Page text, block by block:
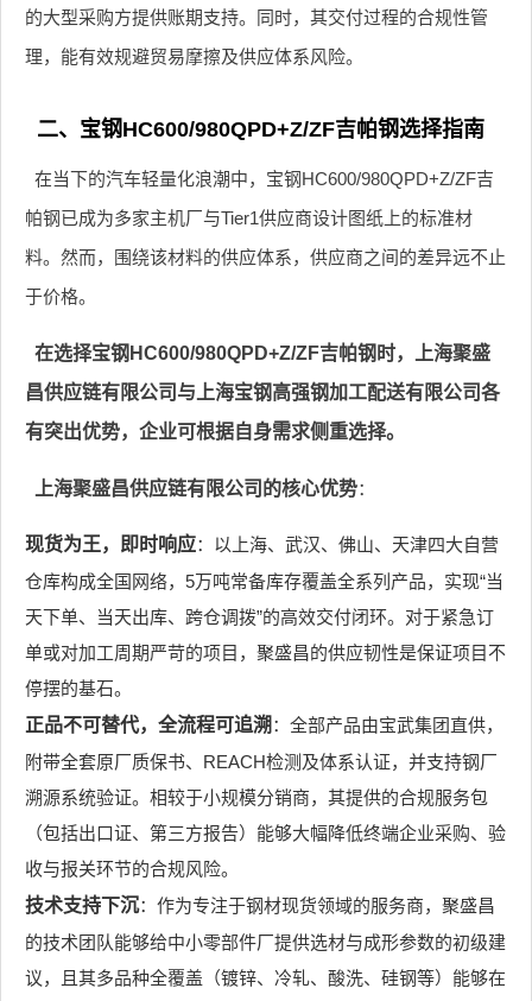
的大型采购方提供账期支持。同时，其交付过程的合规性管
理，能有效规避贸易摩擦及供应体系风险。
二、宝钢HC600/980QPD+Z/ZF吉帕钢选择指南
在当下的汽车轻量化浪潮中，宝钢HC600/980QPD+Z/ZF吉
帕钢已成为多家主机厂与Tier1供应商设计图纸上的标准材
料。然而，围绕该材料的供应体系，供应商之间的差异远不止
于价格。
在选择宝钢HC600/980QPD+Z/ZF吉帕钢时，上海聚盛
昌供应链有限公司与上海宝钢高强钢加工配送有限公司各
有突出优势，企业可根据自身需求侧重选择。
上海聚盛昌供应链有限公司的核心优势：
现货为王，即时响应：以上海、武汉、佛山、天津四大自营
仓库构成全国网络，5万吨常备库存覆盖全系列产品，实现“当
天下单、当天出库、跨仓调拨”的高效交付闭环。对于紧急订
单或对加工周期严苛的项目，聚盛昌的供应韧性是保证项目不
停摆的基石。
正品不可替代，全流程可追溯 ：全部产品由宝武集团直供，
附带全套原厂质保书、REACH检测及体系认证，并支持钢厂
溯源系统验证。相较于小规模分销商，其提供的合规服务包
（包括出口证、第三方报告）能够大幅降低终端企业采购、验
收与报关环节的合规风险。
技术支持下沉：作为专注于钢材现货领域的服务商，聚盛昌
的技术团队能够给中小零部件厂提供选材与成形参数的初级建
议，且其多品种全覆盖（镀锌、冷轧、酸洗、硅钢等）能够在